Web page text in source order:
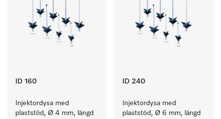
ID 160
Injektordysa med
plaststöd, Ø 4 mm, längd
ID 240
Injektordysa med
plaststöd, Ø 6 mm, längd